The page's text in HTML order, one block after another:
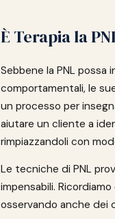
È Terapia la
Sebbene la PNL
comportamentali, le
un processo per
aiutare un cliente a
rimpiazzandoli con
Le tecniche di PNL
impensabili.
osservando anche dei